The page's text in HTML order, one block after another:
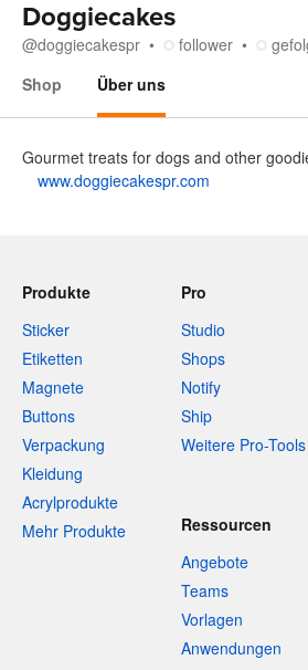
Doggiecakes
@doggiecakespr follower
Shop
Über uns
Gourmet treats for dogs and other
www.doggiecakespr.com
Produkte
Sticker
Etiketten
Magnete
Buttons
Verpackung
Kleidung
Acrylprodukte
Mehr Produkte
Pro
Studio
Shops
Notify
Ship
Weitere Pro-Tools
Ressourcen
Angebote
Teams
Vorlagen
Anwendungen